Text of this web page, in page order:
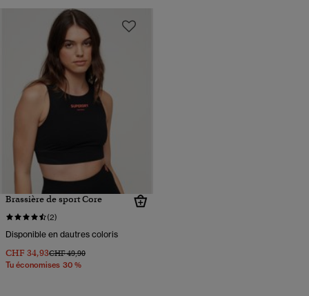
Brassière de sport Core
(2)
Disponible en dautres coloris
CHF 34,93Prix réduit de
CHF 49,90à
Tu économises 30 %